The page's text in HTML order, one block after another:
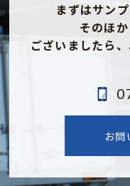
まずはサン
そのほ
ございましたら、
お問